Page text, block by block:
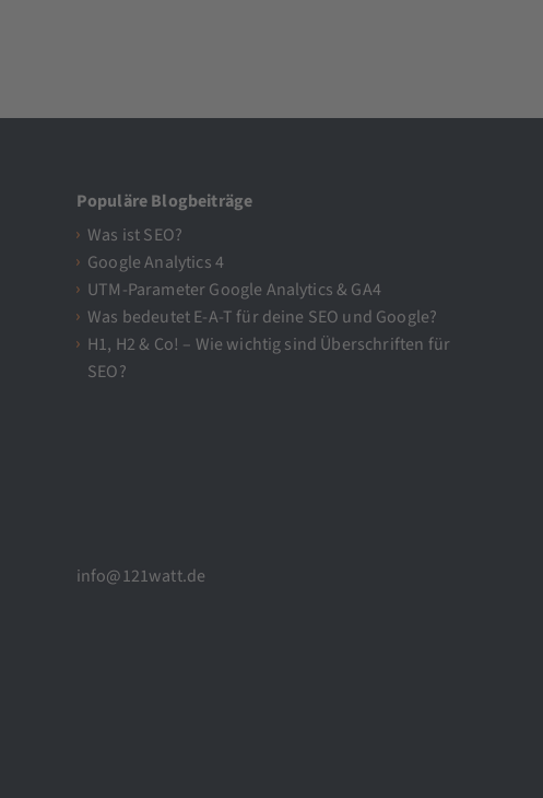
Populäre Blogbeiträge
Was ist SEO?
Google Analytics 4
UTM-Parameter Google Analytics & GA4
Was bedeutet E-A-T für deine SEO und Google?
H1, H2 & Co! – Wie wichtig sind Überschriften für
SEO?
info@121watt.de